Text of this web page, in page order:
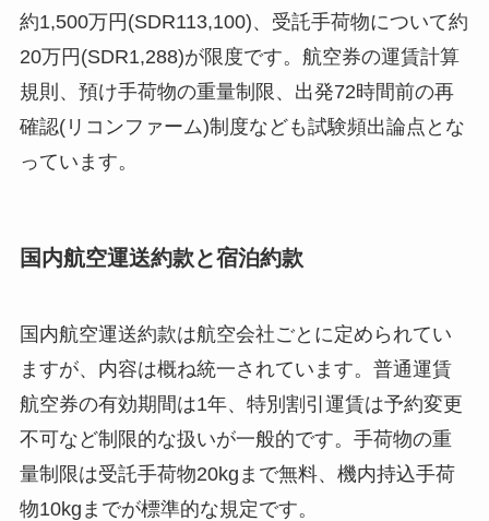
約1,500万円(SDR113,100)、受託手荷物について約
20万円(SDR1,288)が限度です。航空券の運賃計算
規則、預け手荷物の重量制限、出発72時間前の再
確認(リコンファーム)制度なども試験頻出論点とな
っています。
国内航空運送約款と宿泊約款
国内航空運送約款は航空会社ごとに定められてい
ますが、内容は概ね統一されています。普通運賃
航空券の有効期間は1年、特別割引運賃は予約変更
不可など制限的な扱いが一般的です。手荷物の重
量制限は受託手荷物20kgまで無料、機内持込手荷
物10kgまでが標準的な規定です。